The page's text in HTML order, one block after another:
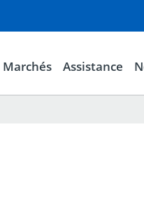
Marchés Assistance